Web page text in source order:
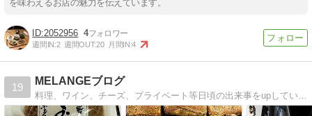
を味わえるお店の魅力を伝えています。
2052956 4
週間IN:2 週間OUT:20 月間IN:4
19
MELANGEブログ
料理、ワイン、チーズ、プライベート等日頃の出来事をupしていきます！